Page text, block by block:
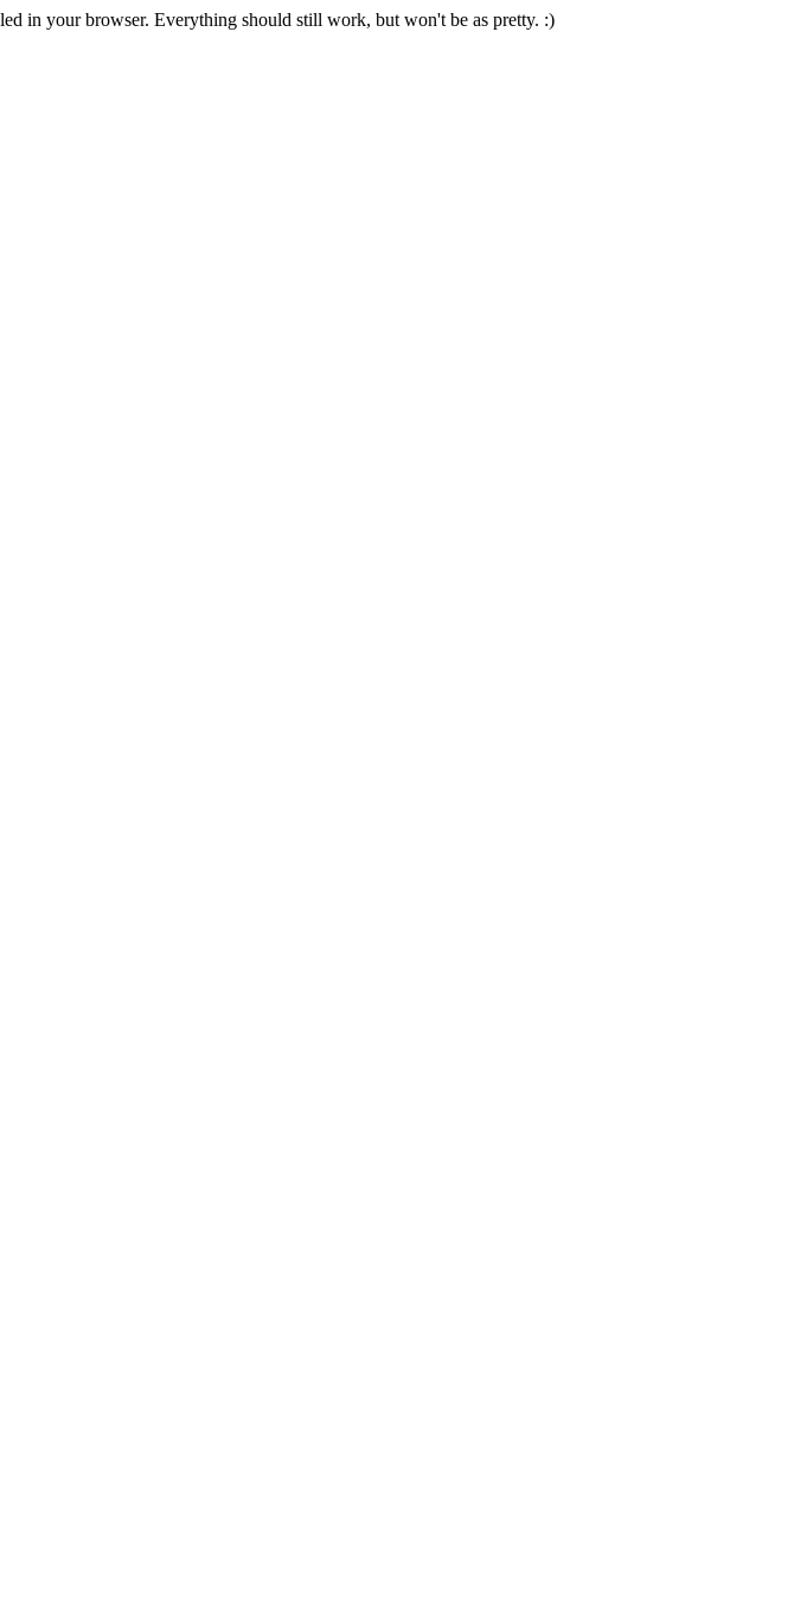
in your browser. Everything should still work, but won't be as pretty. :)